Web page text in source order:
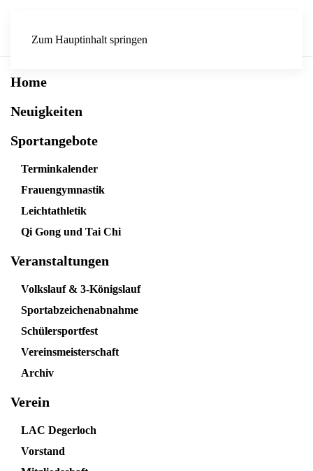
Zum Hauptinhalt springen
Home
Neuigkeiten
Sportangebote
Terminkalender
Frauengymnastik
Leichtathletik
Qi Gong und Tai Chi
Veranstaltungen
Volkslauf & 3-Königslauf
Sportabzeichenabnahme
Schülersportfest
Vereinsmeisterschaft
Archiv
Verein
LAC Degerloch
Vorstand